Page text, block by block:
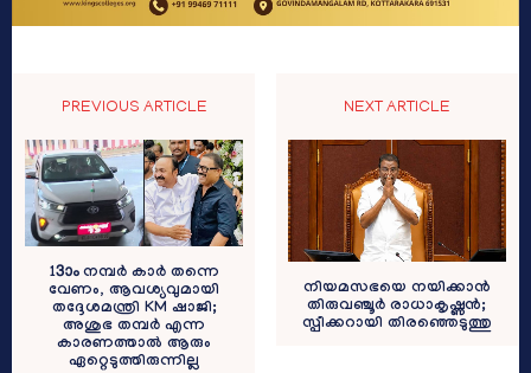
PREVIOUS ARTICLE
13ാം നമ്പർ കാർ തന്നെ
വേണം, ആവശ്യവുമായി
തദ്ദേശമന്ത്രി KM ഷാജി;
അശുഭ തമ്പർ എന്ന
കാരണത്താൽ ആരും
ഏറ്റെടുത്തിരുന്നില്ല
NEXT ARTICLE
നിയമസഭയെ നയിക്കാൻ
തിരുവഞ്ചൂർ രാധാകൃഷ്ണൻ;
സ്പീക്കറായി തിരഞ്ഞെടുത്തു